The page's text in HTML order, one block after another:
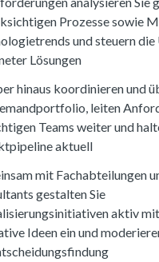
Prozesse sowie
und steuern
Lösungen
hinaus koordinieren und
leiten
Teams weiter und
aktuell
mit Fachabteilungen
gestalten Sie
aktiv
Ideen ein und